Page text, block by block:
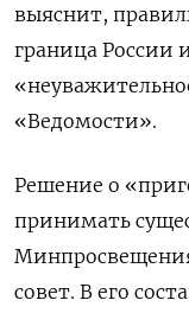
выяснит,
граница России
«Ведомости».
Решение о
принимать
совет. В его